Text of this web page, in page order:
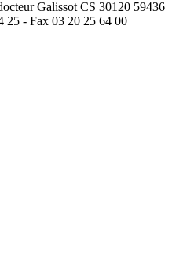
Galissot CS 30120 59436
25 - Fax 03 20 25 64 00